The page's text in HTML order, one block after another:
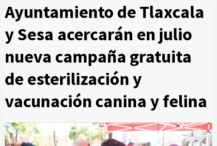
Ayuntamiento de Tlaxcala
y Sesa acercarán en julio
nueva campaña gratuita
de esterilización y
vacunación canina y felina